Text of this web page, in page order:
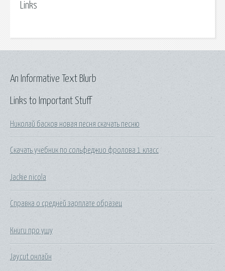
Links
Links to Important Stuff
Николай басков новая песня скачать песню
Скачать учебник по сольфеджио фролова 1 класс
Jackie nicola
Справка о средней зарплате образец
Книги про ушу
Jaycut онлайн
An Informative Text Blurb